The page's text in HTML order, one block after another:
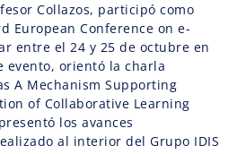
Collazos, participó como
European Conference on e-
entre el 24 y 25 de octubre en
evento, orientó la charla
A Mechanism Supporting
of Collaborative Learning
los avances
al interior del Grupo IDIS